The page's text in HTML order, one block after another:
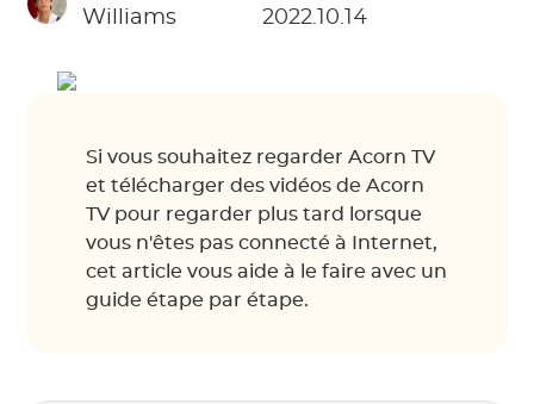
Williams
2022.10.14
Si vous souhaitez regarder Acorn TV
et télécharger des vidéos de Acorn
TV pour regarder plus tard lorsque
vous n'êtes pas connecté à Internet,
cet article vous aide à le faire avec un
guide étape par étape.